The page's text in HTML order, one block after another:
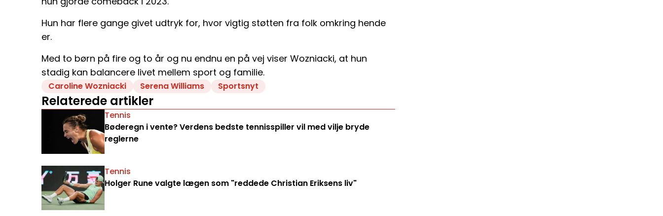
Hun har flere gange givet udtryk for, hvor vigtig støtten fra folk omkring hende
er.
Med to børn på fire og to år og nu endnu en på vej viser Wozniacki, at hun
stadig kan balancere livet mellem sport og familie.
Caroline Wozniacki Serena Williams Sportsnyt
Relaterede artikler
Tennis
Bøderegn i vente? Verdens bedste tennisspiller vil med vilje bryde
reglerne
Tennis
Holger Rune valgte lægen som "reddede Christian Eriksens liv"